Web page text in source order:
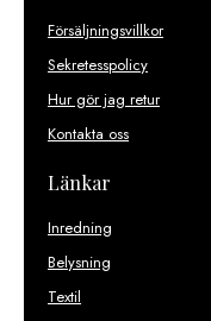
Försäljningsvillkor
Sekretesspolicy
Hur gör jag retur
Kontakta oss
Länkar
Inredning
Belysning
Textil